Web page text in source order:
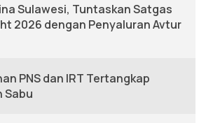
Sulawesi, Tuntaskan Satgas
2026 dengan Penyaluran Avtur
PNS dan IRT Tertangkap
Sabu